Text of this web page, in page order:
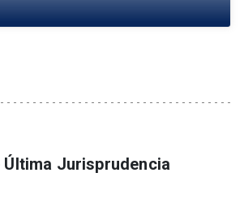
Última Jurisprudencia